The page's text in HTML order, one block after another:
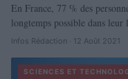
En France, 77 % des
longtemps possible dans
Infos Rédaction · 12 Août 2021
SCIENCES ET